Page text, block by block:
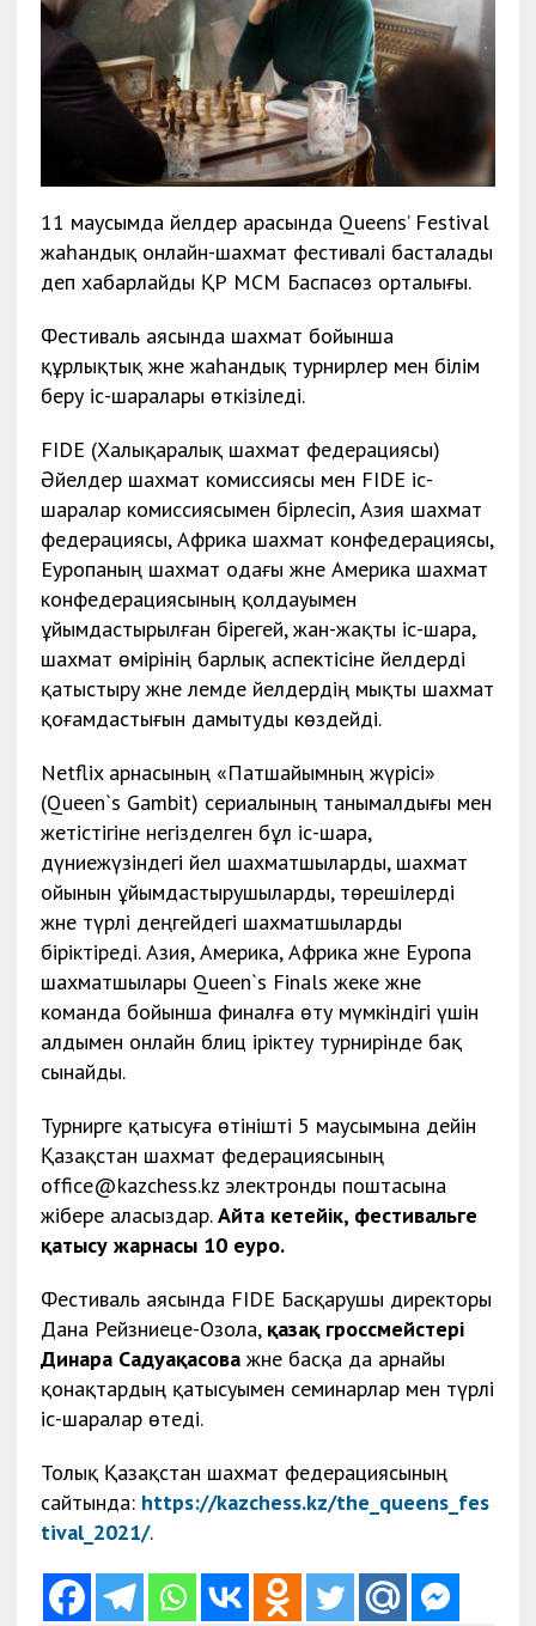
11 маусымда әйелдер арасында Queens’ Festival
жаһандық онлайн-шахмат фестивалі басталады
деп хабарлайды ҚР МСМ Баспасөз орталығы.
Фестиваль аясында шахмат бойынша
құрлықтық және жаһандық турнирлер мен білім
беру іс-шаралары өткізіледі.
FIDE (Халықаралық шахмат федерациясы)
Әйелдер шахмат комиссиясы мен FIDE іс-
шаралар комиссиясымен бірлесіп, Азия шахмат
федерациясы, Африка шахмат конфедерациясы,
Еуропаның шахмат одағы және Америка шахмат
конфедерациясының қолдауымен
ұйымдастырылған бірегей, жан-жақты іс-шара,
шахмат өмірінің барлық аспектісіне әйелдерді
қатыстыру және әлемде әйелдердің мықты шахмат
қоғамдастығын дамытуды көздейді.
Netflix арнасының «Патшайымның жүрісі»
(Queen`s Gambit) сериалының танымалдығы мен
жетістігіне негізделген бұл іс-шара,
дүниежүзіндегі әйел шахматшыларды, шахмат
ойынын ұйымдастырушыларды, төрешілерді
және түрлі деңгейдегі шахматшыларды
біріктіреді. Азия, Америка, Африка және Еуропа
шахматшылары Queen`s Finals жеке және
команда бойынша финалға өту мүмкіндігі үшін
алдымен онлайн блиц іріктеу турнирінде бақ
сынайды.
Турнирге қатысуға өтінішті 5 маусымына дейін
Қазақстан шахмат федерациясының
office@kazchess.kz электронды поштасына
жібере аласыздар.Айта кетейік, фестивальге
қатысу жарнасы 10 еуро.
Фестиваль аясында FIDE Басқарушы директоры
Дана Рейзниеце-Озола, қазақ гроссмейстері
Динара Садуақасоважәне басқа да арнайы
қонақтардың қатысуымен семинарлар мен түрлі
іс-шаралар өтеді.
Толық Қазақстан шахмат федерациясының
сайтында: https://kazchess.kz/the_queens_fes
tival_2021/.